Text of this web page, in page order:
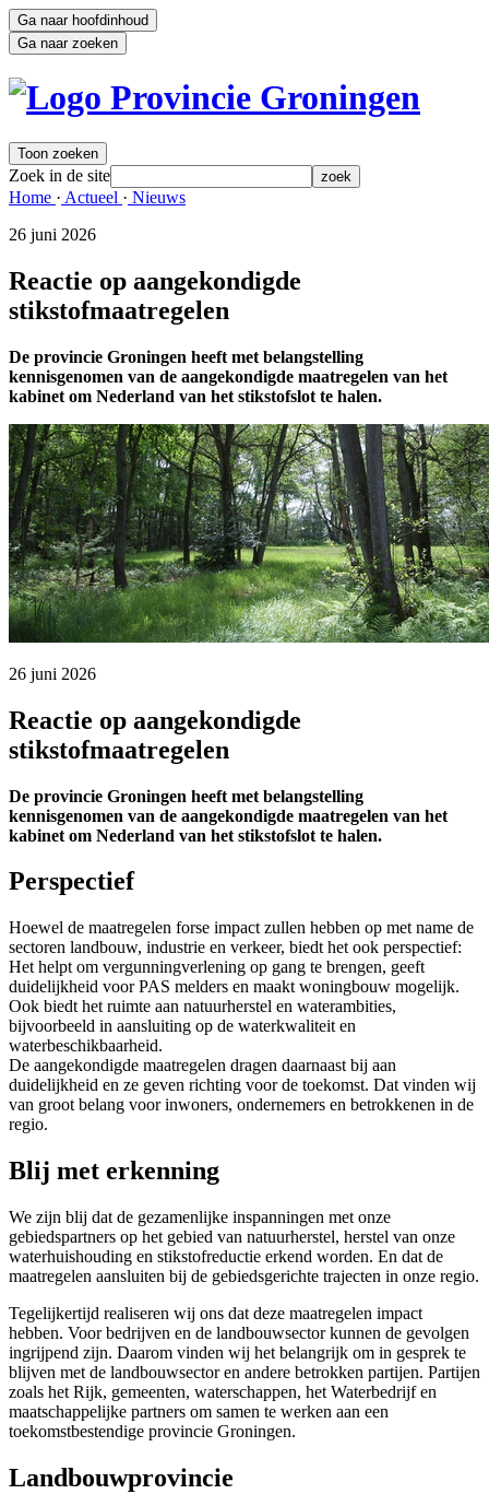
Ga naar hoofdinhoud
Ga naar zoeken
Toon zoeken
Zoek in de site zoek
Home · Actueel · Nieuws
26 juni 2026
Reactie op aangekondigde
stikstofmaatregelen
De provincie Groningen heeft met belangstelling
kennisgenomen van de aangekondigde maatregelen van het
kabinet om Nederland van het stikstofslot te halen.
26 juni 2026
Reactie op aangekondigde
stikstofmaatregelen
De provincie Groningen heeft met belangstelling
kennisgenomen van de aangekondigde maatregelen van het
kabinet om Nederland van het stikstofslot te halen.
Perspectief
Hoewel de maatregelen forse impact zullen hebben op met name de
sectoren landbouw, industrie en verkeer, biedt het ook perspectief:
Het helpt om vergunningverlening op gang te brengen, geeft
duidelijkheid voor PAS melders en maakt woningbouw mogelijk.
Ook biedt het ruimte aan natuurherstel en waterambities,
bijvoorbeeld in aansluiting op de waterkwaliteit en
waterbeschikbaarheid.
De aangekondigde maatregelen dragen daarnaast bij aan
duidelijkheid en ze geven richting voor de toekomst. Dat vinden wij
van groot belang voor inwoners, ondernemers en betrokkenen in de
regio.
Blij met erkenning
We zijn blij dat de gezamenlijke inspanningen met onze
gebiedspartners op het gebied van natuurherstel, herstel van onze
waterhuishouding en stikstofreductie erkend worden. En dat de
maatregelen aansluiten bij de gebiedsgerichte trajecten in onze regio.
Tegelijkertijd realiseren wij ons dat deze maatregelen impact
hebben. Voor bedrijven en de landbouwsector kunnen de gevolgen
ingrijpend zijn. Daarom vinden wij het belangrijk om in gesprek te
blijven met de landbouwsector en andere betrokken partijen. Partijen
zoals het Rijk, gemeenten, waterschappen, het Waterbedrijf en
maatschappelijke partners om samen te werken aan een
toekomstbestendige provincie Groningen.
Landbouwprovincie